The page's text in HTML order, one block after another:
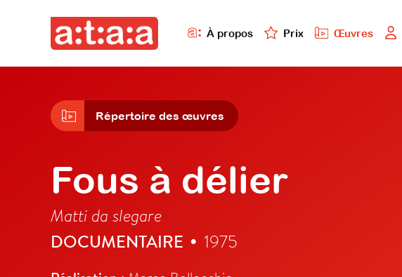
À propos Prix Œuvres
Répertoire des œuvres
Fous à délier
Matti da slegare
DOCUMENTAIRE • 1975